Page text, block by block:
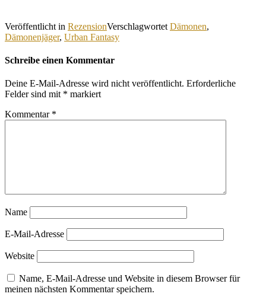
Veröffentlicht in RezensionVerschlagwortet Dämonen,
Dämonenjäger, Urban Fantasy
Schreibe einen Kommentar
Deine E-Mail-Adresse wird nicht veröffentlicht. Erforderliche
Felder sind mit * markiert
Kommentar *
Name
E-Mail-Adresse
Website
Name, E-Mail-Adresse und Website in diesem Browser für
meinen nächsten Kommentar speichern.